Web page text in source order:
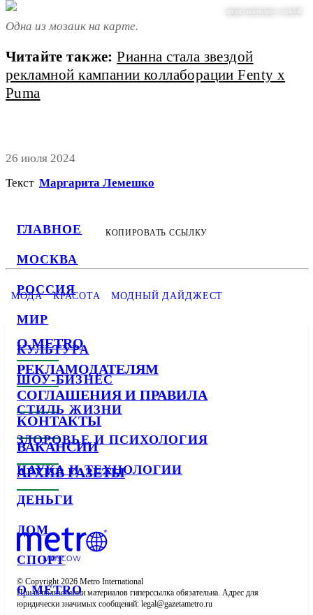
ГЛАВНОЕ
МОСКВА
РОССИЯ
МИР
КУЛЬТУРА
ШОУ-БИЗНЕС
СТИЛЬ ЖИЗНИ
ЗДОРОВЬЕ И ПСИХОЛОГИЯ
НАУКА И ТЕХНОЛОГИИ
ДЕНЬГИ
ДОМ
СПОРТ
О METRO
предоставлено пресс-службой
Одна из мозаик на карте.
Читайте также:Рианна стала звездой
рекламной кампании коллаборации Fenty x
Puma
26 июля 2024
Текст Маргарита Лемешко
КОПИРОВАТЬ ССЫЛКУ
МОДА КРАСОТА МОДНЫЙ ДАЙДЖЕСТ
О METRO
РЕКЛАМОДАТЕЛЯМ
СОГЛАШЕНИЯ И ПРАВИЛА
КОНТАКТЫ
ВАКАНСИИ
АРХИВ ГАЗЕТЫ
© Copyright 2026 Metro International
При использовании материалов гиперссылка обязательна. Адрес для
юридически значимых сообщений: